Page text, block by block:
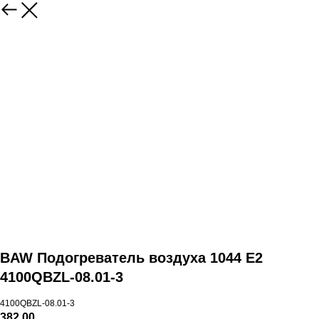
BAW Подогреватель воздуха 1044 Е2
4100QBZL-08.01-3
4100QBZL-08.01-3